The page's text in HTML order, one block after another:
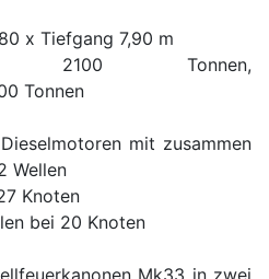
x Tiefgang 7,90 m
2100 Tonnen,
Tonnen
mit zusammen
Wellen
Knoten
bei 20 Knoten